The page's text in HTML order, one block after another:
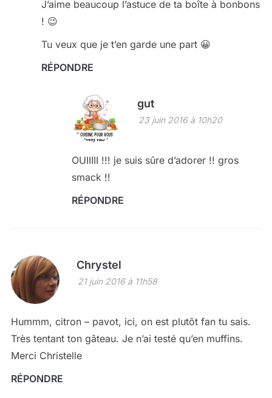
J’aime beaucoup l’astuce de ta boîte à bonbons
! 😉
Tu veux que je t’en garde une part 😀
RÉPONDRE
gut
23 juin 2016 à 10h20
OUIIIII !!! je suis sûre d’adorer !! gros
smack !!
RÉPONDRE
Chrystel
21 juin 2016 à 11h58
Hummm, citron – pavot, ici, on est plutôt fan tu sais.
Très tentant ton gâteau. Je n’ai testé qu’en muffins.
Merci Christelle
RÉPONDRE